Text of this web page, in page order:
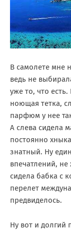
В самолете мне
ведь не
уже то, что
ноющая тетка,
парфюм у нее
А слева сидела
постоянно
знатный. Ну
впечатлений, не
сидела бабка с
перелет
предвиделось.
Ну вот и долгий